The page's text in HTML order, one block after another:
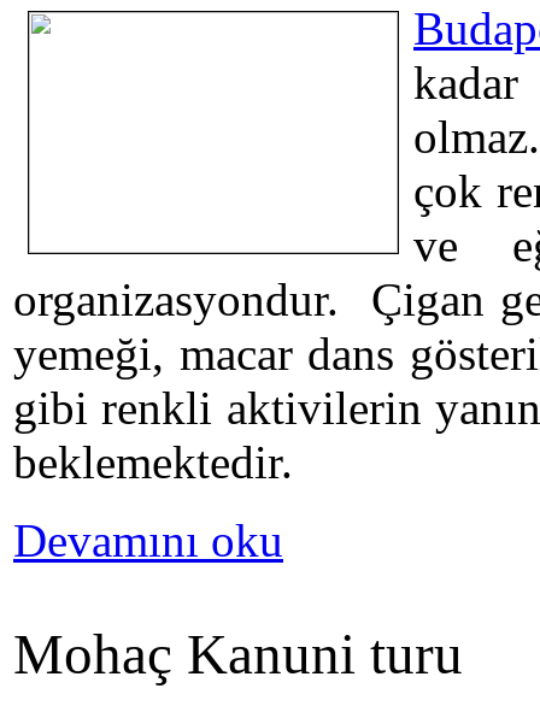
kadar
çok
ve
organizasyondur. Çigan
yemeği, macar dans
gibi renkli aktivilerin
beklemektedir.
Devamını oku
Mohaç Kanuni turu